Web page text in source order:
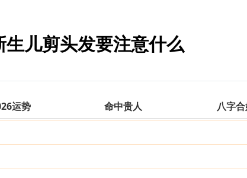
儿剪头发要注意什么
运势 命中贵人 八字